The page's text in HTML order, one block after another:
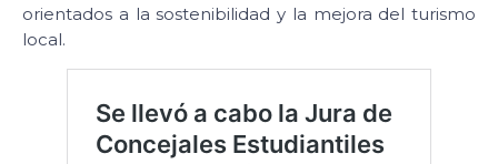
orientados a la sostenibilidad y la mejora del turismo
local.